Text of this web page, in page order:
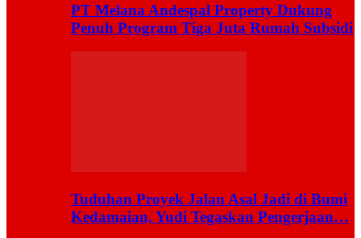
PT Melana Andespal Property Dukung
Penuh Program Tiga Juta Rumah Subsidi
Tuduhan Proyek Jalan Asal Jadi di Bumi
Kedamaian, Yudi Tegaskan Pengerjaan…